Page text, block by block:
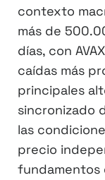
contexto
más de
días, con
caídas más
principales
sincronizado
las
precio
fundamentos